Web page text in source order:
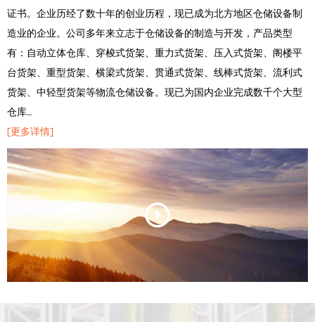
证书。企业历经了数十年的创业历程，现已成为北方地区仓储设备制
造业的企业。公司多年来立志于仓储设备的制造与开发，产品类型
有：自动立体仓库、穿梭式货架、重力式货架、压入式货架、阁楼平
台货架、重型货架、横梁式货架、贯通式货架、线棒式货架、流利式
货架、中轻型货架等物流仓储设备。现已为国内企业完成数千个大型
仓库…
[更多详情]